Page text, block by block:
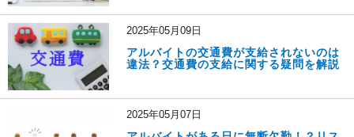
2025年05月09日
アルバイトの交通費が支給されないのは
違法？交通費の支給に関する疑問を解説
2025年05月07日